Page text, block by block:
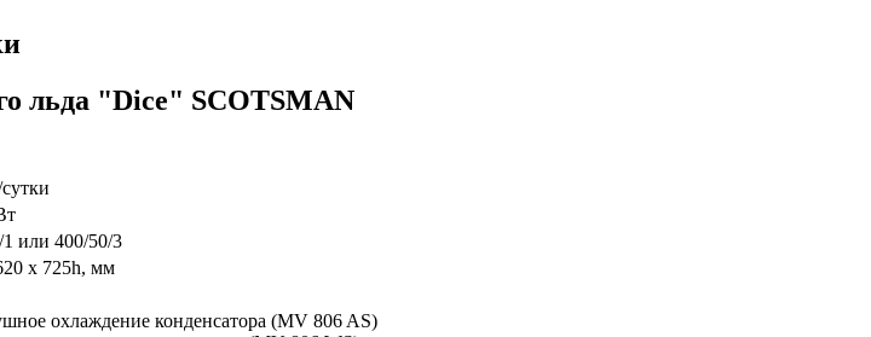
льда "Dice" SCOTSMAN
1 или 400/50/3
х 725h, мм
охлаждение конденсатора (MV 806 AS)